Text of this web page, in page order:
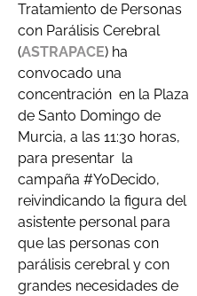
Tratamiento de Personas
con Parálisis Cerebral
(ASTRAPACE) ha
convocado una
concentración en la Plaza
de Santo Domingo de
Murcia, a las 11:30 horas,
para presentar la
campaña #YoDecido,
reivindicando la figura del
asistente personal para
que las personas con
parálisis cerebral y con
grandes necesidades de